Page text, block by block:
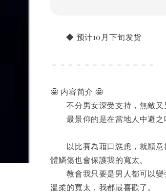
◆ 预计10月下旬发货
－－－－－－－－－－－－－
🤩 内容简介 🤩
不分男女深受支持，無敵又
最景仰的是在當地人中避之
以比賽為藉口慫恿，就願意
體鱗傷也會保護我的寬太。
教會我只要是男人都可以變
溫柔的寬太，我都最喜歡了。